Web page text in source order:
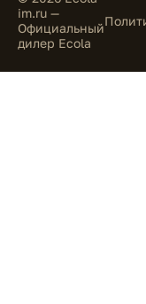
im.ru —
Официальный
дилер Ecola